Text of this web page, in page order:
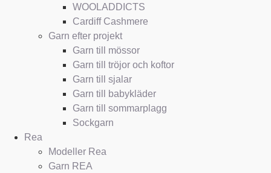
WOOLADDICTS
Cardiff Cashmere
Garn efter projekt
Garn till mössor
Garn till tröjor och koftor
Garn till sjalar
Garn till babykläder
Garn till sommarplagg
Sockgarn
Rea
Modeller Rea
Garn REA